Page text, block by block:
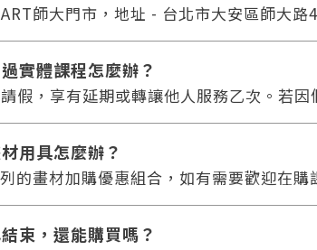
師大門市，地址 - 台北市大安區師大路
實體課程怎麼辦？
假，享有延期或轉讓他人服務乙次。若
用具怎麼辦？
的畫材加購優惠組合，如有需要歡迎在購
束，還能購買嗎？